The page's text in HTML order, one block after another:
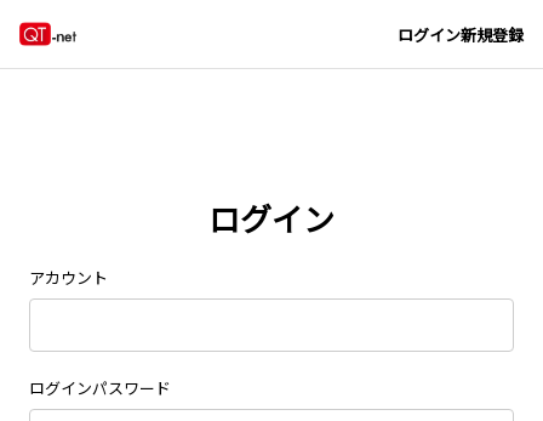
ログイン新規登録
ログイン
アカウント
ログインパスワード